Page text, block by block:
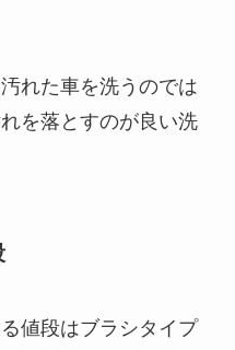
れた車を洗うのでは
を落とすのが良い洗
値段はブラシタイプ